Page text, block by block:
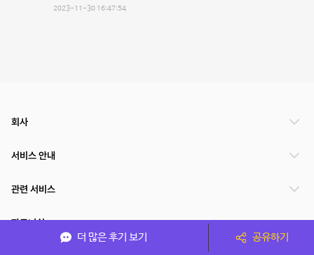
2023-11-30 16:47:54
더 많은 후기 보기 공유하기
회사
서비스 안내
관련 서비스
파트너쉽